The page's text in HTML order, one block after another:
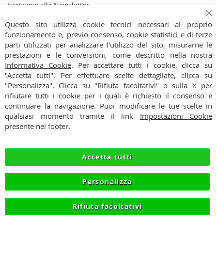
Iscrizione alla Newsletter
alla
nostra
Newsletter:
Iscriviti
Ho preso visione dell'Informativa Privacy
CONTATTI
CONDIZIONI
PAGAMENTI
PRIVACY
RECESSO
COOKIE
© 2012-2026 NIKMART.IT - P.IVA IT03420740130 - TEL
Questo sito utilizza cookie tecnici necessari al proprio
funzionamento e, previo consenso, cookie statistici e di terze
parti utilizzati per analizzare l'utilizzo del sito, misurarne le
prestazioni e le conversioni, come descritto nella nostra
Informativa Cookie. Per accettare tutti i cookie, clicca su
"Accetta tutti". Per effettuare scelte dettagliate, clicca su
"Personalizza". Clicca su "Rifiuta facoltativi" o sulla X per
rifiutare tutti i cookie per i quali è richiesto il consenso e
continuare la navigazione. Puoi modificare le tue scelte in
qualsiasi momento tramite il link Impostazioni Cookie
presente nel footer.
Accetta tutti
Personalizza
Rifiuta facoltativi